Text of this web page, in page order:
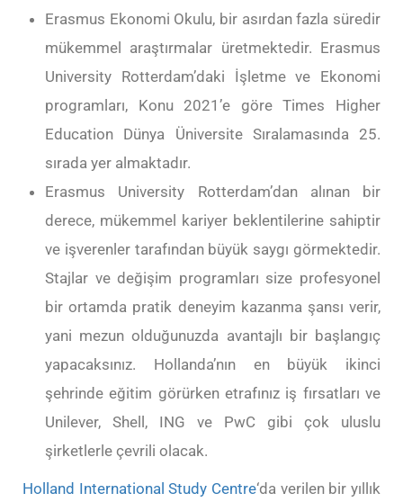
Erasmus Ekonomi Okulu, bir asırdan fazla süredir
mükemmel araştırmalar üretmektedir. Erasmus
University Rotterdam’daki İşletme ve Ekonomi
programları, Konu 2021’e göre Times Higher
Education Dünya Üniversite Sıralamasında 25.
sırada yer almaktadır.
Erasmus University Rotterdam’dan alınan bir
derece, mükemmel kariyer beklentilerine sahiptir
ve işverenler tarafından büyük saygı görmektedir.
Stajlar ve değişim programları size profesyonel
bir ortamda pratik deneyim kazanma şansı verir,
yani mezun olduğunuzda avantajlı bir başlangıç
yapacaksınız. Hollanda’nın en büyük ikinci
şehrinde eğitim görürken etrafınız iş fırsatları ve
Unilever, Shell, ING ve PwC gibi çok uluslu
şirketlerle çevrili olacak.
Holland International Study Centre‘da verilen bir yıllık